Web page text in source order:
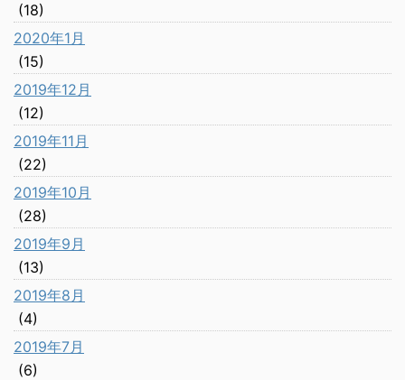
(18)
2020年1月
(15)
2019年12月
(12)
2019年11月
(22)
2019年10月
(28)
2019年9月
(13)
2019年8月
(4)
2019年7月
(6)